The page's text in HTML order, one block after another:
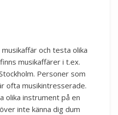
och testa olika
musikaffärer i t.ex.
Personer som
ofta musikintresserade.
olika instrument på en
inte känna dig dum